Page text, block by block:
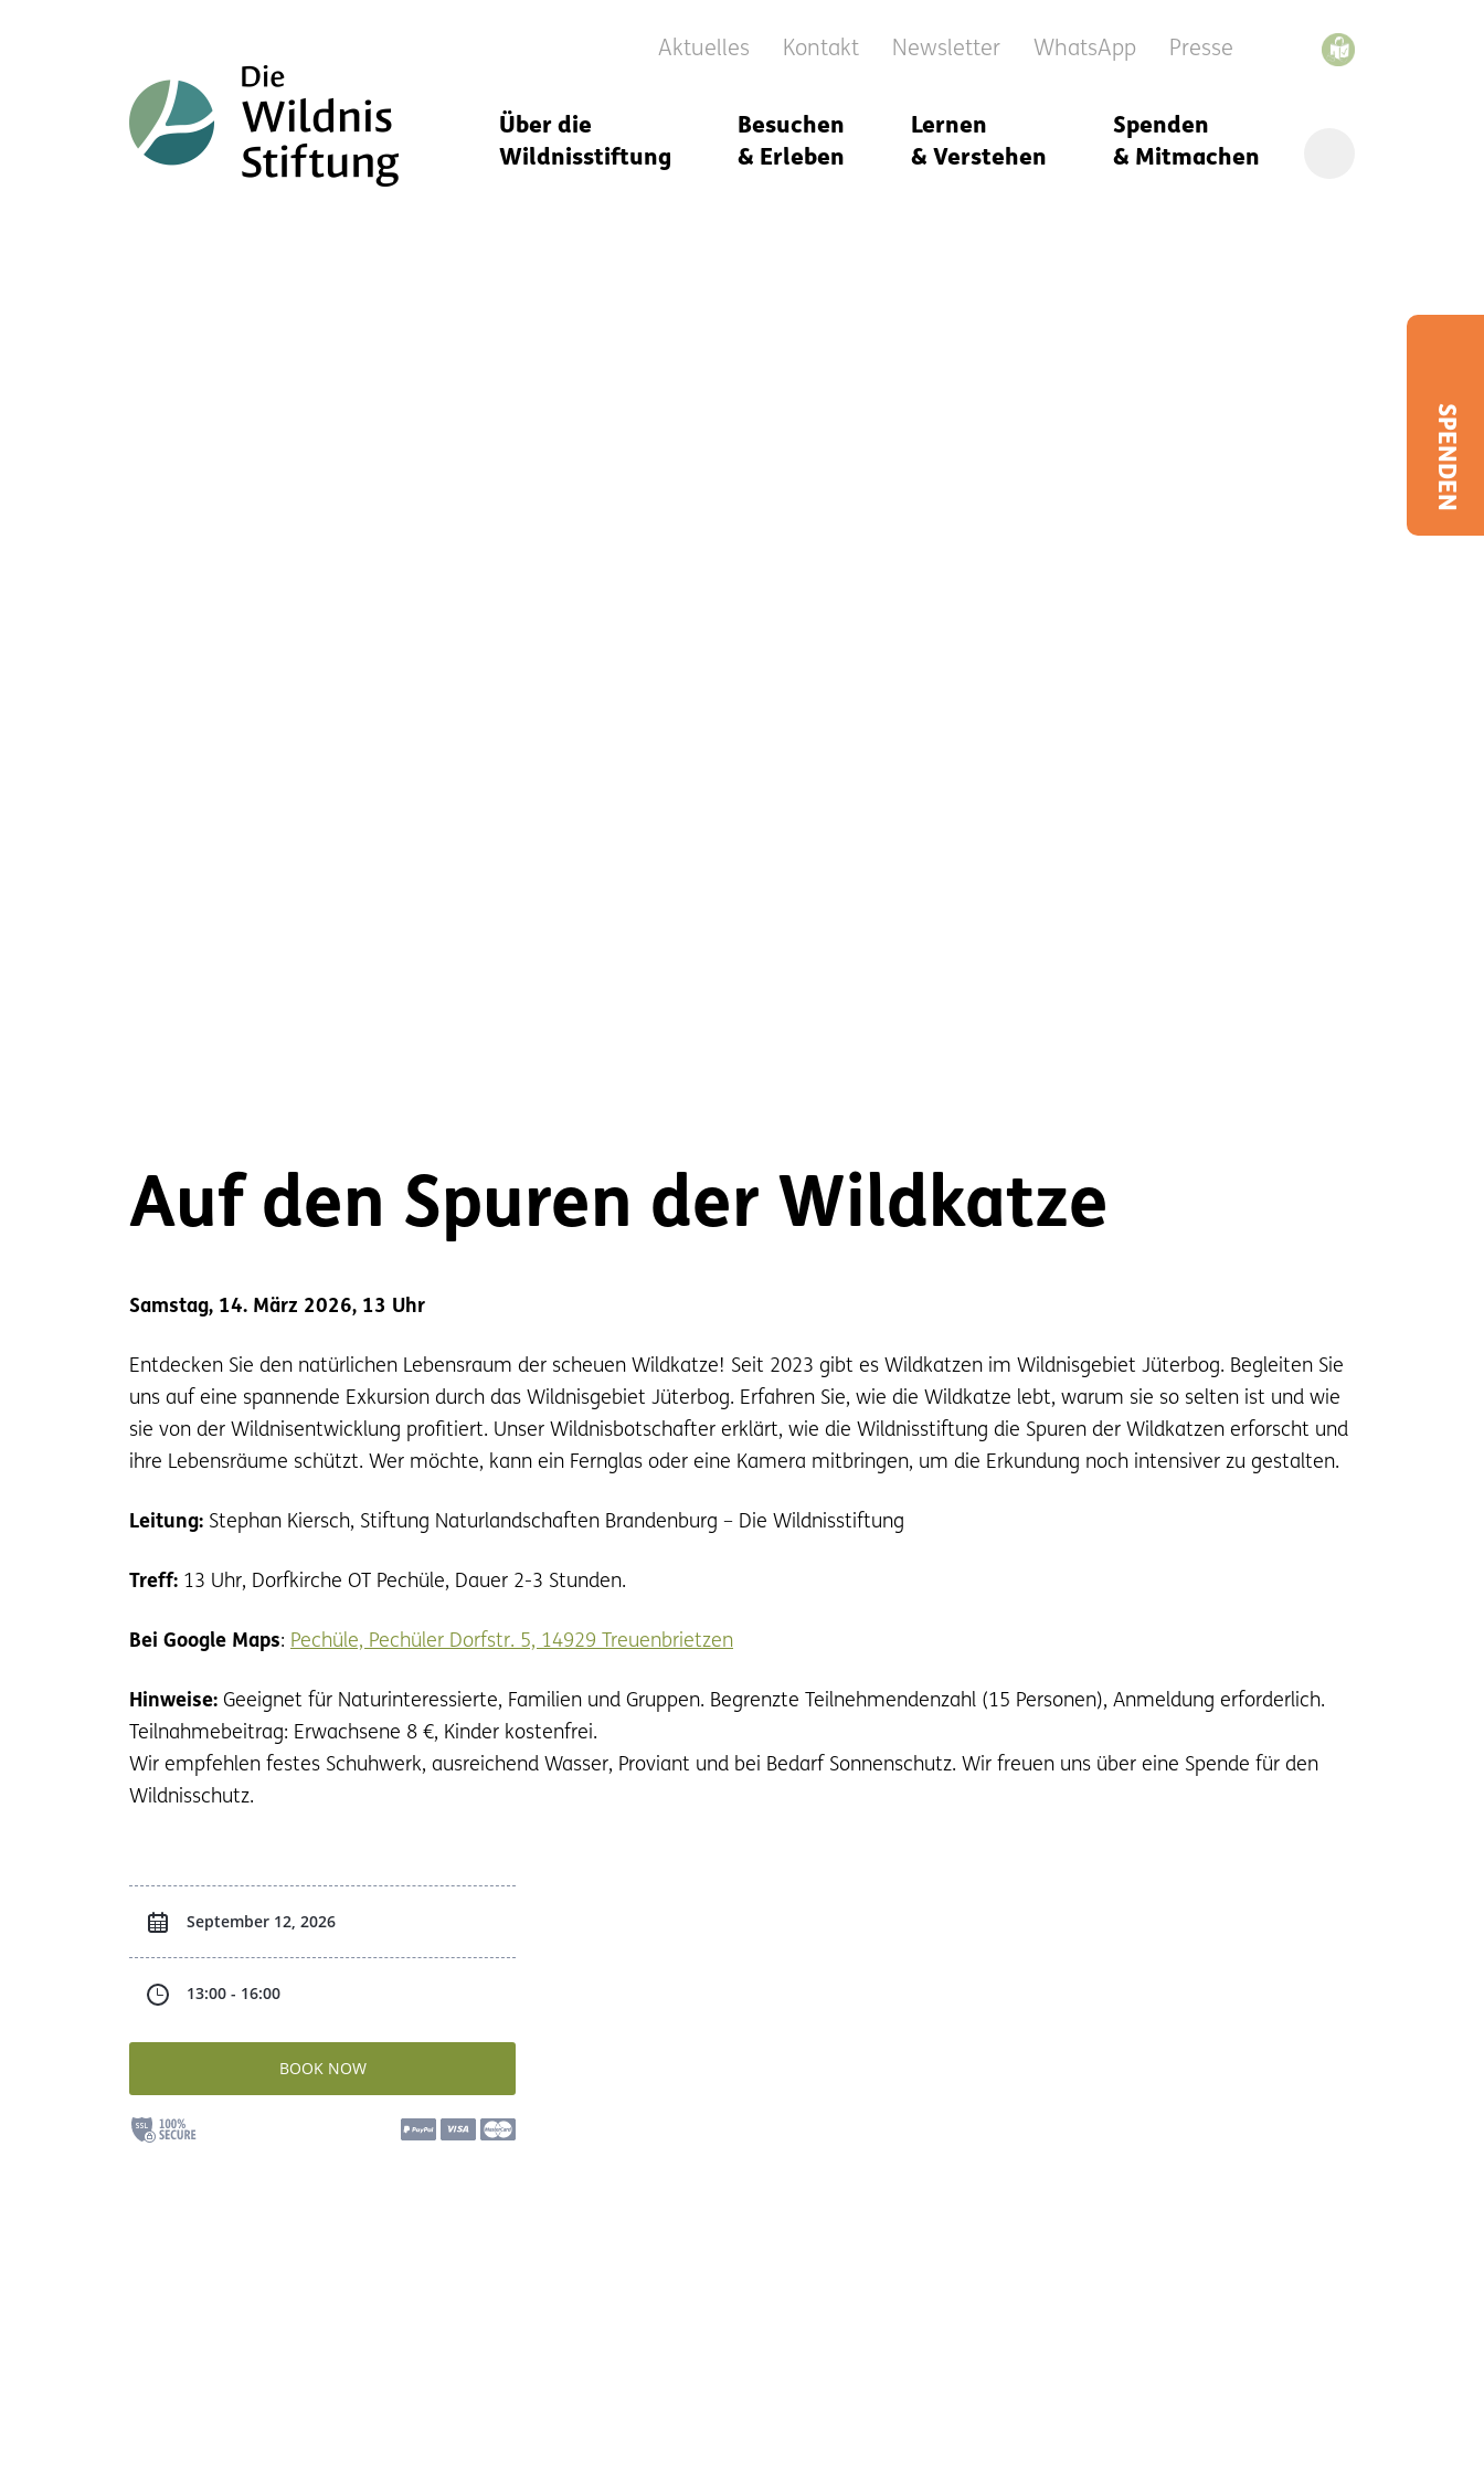
Aktuelles Kontakt Newsletter WhatsApp Presse
Über die
Wildnisstiftung
Besuchen
& Erleben
Lernen
& Verstehen
Spenden
& Mitmachen
Auf den Spuren der Wildkatze
Samstag, 14. März 2026, 13 Uhr
Entdecken Sie den natürlichen Lebensraum der scheuen Wildkatze! Seit 2023 gibt es Wildkatzen im Wildnisgebiet Jüterbog. Begleiten Sie
uns auf eine spannende Exkursion durch das Wildnisgebiet Jüterbog. Erfahren Sie, wie die Wildkatze lebt, warum sie so selten ist und wie
sie von der Wildnisentwicklung profitiert. Unser Wildnisbotschafter erklärt, wie die Wildnisstiftung die Spuren der Wildkatzen erforscht und
ihre Lebensräume schützt. Wer möchte, kann ein Fernglas oder eine Kamera mitbringen, um die Erkundung noch intensiver zu gestalten.
Leitung: Stephan Kiersch, Stiftung Naturlandschaften Brandenburg – Die Wildnisstiftung
Treff: 13 Uhr, Dorfkirche OT Pechüle, Dauer 2-3 Stunden.
Bei Google Maps: Pechüle, Pechüler Dorfstr. 5, 14929 Treuenbrietzen
Hinweise: Geeignet für Naturinteressierte, Familien und Gruppen. Begrenzte Teilnehmendenzahl (15 Personen), Anmeldung erforderlich.
Teilnahmebeitrag: Erwachsene 8 €, Kinder kostenfrei.
Wir empfehlen festes Schuhwerk, ausreichend Wasser, Proviant und bei Bedarf Sonnenschutz. Wir freuen uns über eine Spende für den
Wildnisschutz.
September 12, 2026
13:00 - 16:00
BOOK NOW
SPENDEN